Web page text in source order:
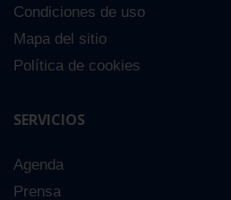
Condiciones de uso
Mapa del sitio
Política de cookies
SERVICIOS
Agenda
Prensa